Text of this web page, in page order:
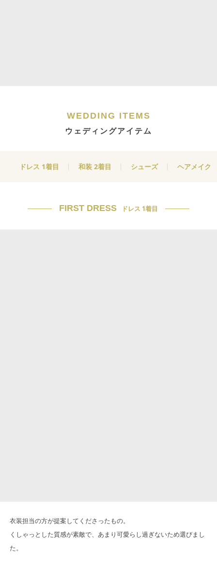
WEDDING ITEMS
ウェディングアイテム
ドレス 1着目 和装 2着目 シューズ ヘアメイク
FIRST DRESS ドレス 1着目
衣装担当の方が提案してくださったもの。
くしゃっとした質感が素敵で、あまり可愛らし過ぎないため選びまし
た。